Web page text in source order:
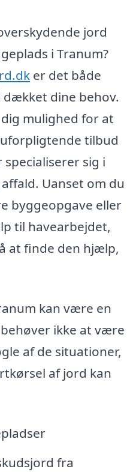
jord
i Tranum?
er det både
dine behov.
mulighed for at
tilbud
sig i
Uanset om du
byggeopgave eller
til havearbejdet,
at finde den hjælp,
kan være en
ikke at være
af de situationer,
af jord kan
fra